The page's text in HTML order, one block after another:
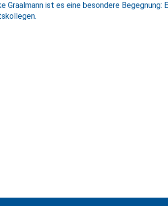
Graalmann ist es eine besondere Begegnung: